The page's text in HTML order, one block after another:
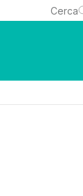
Cerca